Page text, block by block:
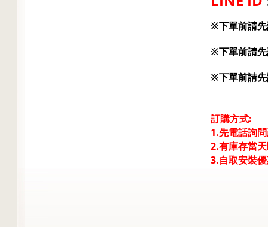
※下單前請
※下單前請
※下單前請
訂購方式:
1.先電話詢
2.有庫存當
3.自取安裝